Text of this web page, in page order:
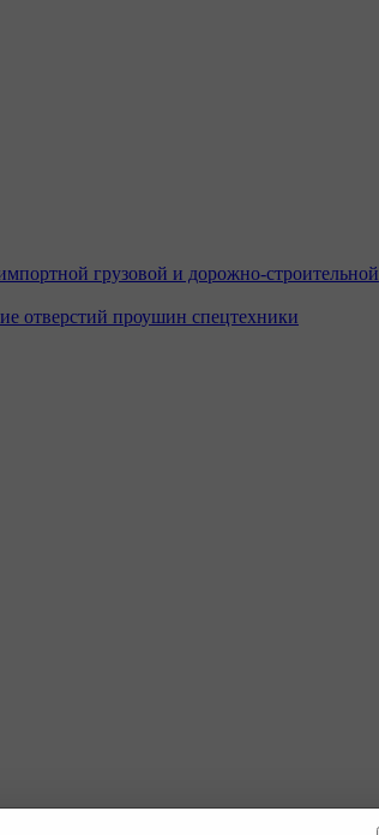
грузовой и дорожно-строительной
отверстий проушин спецтехники